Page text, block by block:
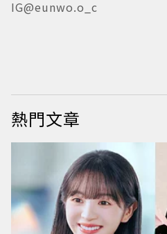
IG@eunwo.o_c
熱門文章